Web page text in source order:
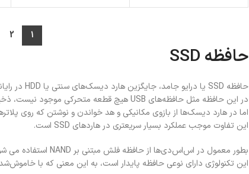
1
2
حافظه SSD
حافظه SSD یا درایو جامد، جایگزین هارد دیسک‌های سنتی یا HDD در رایانه‌ها است.
در این حافظه مثل حافظه‌های USB هیچ قطعه متحرکی موجود نیست، ذخیره‌سازی اطلاعات را روی میکروچیپ‌ها انجام میشود.
اما در هارد دیسک‌ها از بازوی مکانیکی و هد خواندن و نوشتن که روی
این تفاوت موجب عملکرد بسیار سریعتری در هاردهای SSD است.
بطور معمول در اس‌اس‌دی‌ها از حافظه فلش مبتنی بر NAND استفاده می شود.
این تکنولوژی دارای نوعی حافظه پایدار است، به این معنی که با